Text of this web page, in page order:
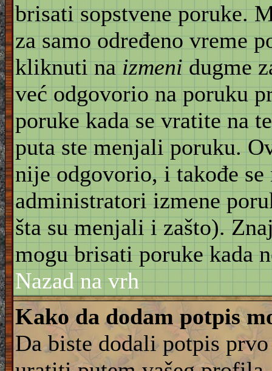
brisati sopstvene poruke.
za samo određeno vreme
kliknuti naizmenidugme
već odgovorio na poruku
poruke kada se vratite na
puta ste menjali poruku.
nije odgovorio, i takođe
administratori izmene
šta su menjali i zašto).
mogu brisati poruke kada
Nazad na vrh
Kako da dodam potpis
Da biste dodali potpis